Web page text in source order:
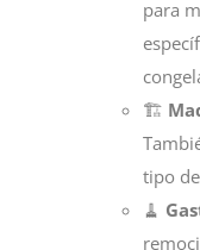
para
🏗️
tipo
🧹